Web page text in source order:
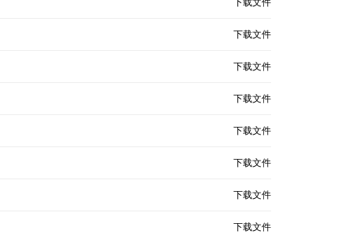
下载文件
下载文件
下载文件
下载文件
下载文件
下载文件
下载文件
下载文件